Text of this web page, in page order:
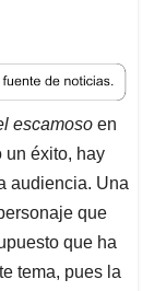
escamoso en
un éxito, hay
audiencia. Una
que
que ha
tema, pues la